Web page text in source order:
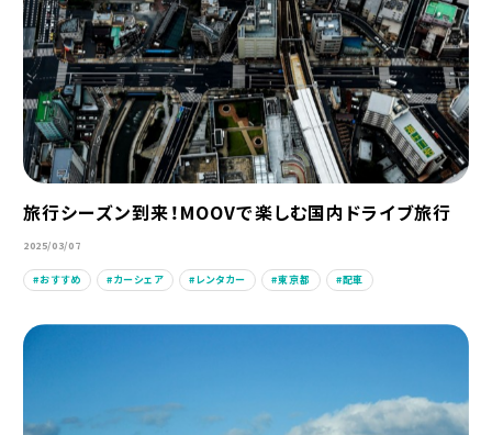
旅行シーズン到来！MOOVで楽しむ国内ドライブ旅行
2025/03/07
おすすめ カーシェア レンタカー 東京都 配車